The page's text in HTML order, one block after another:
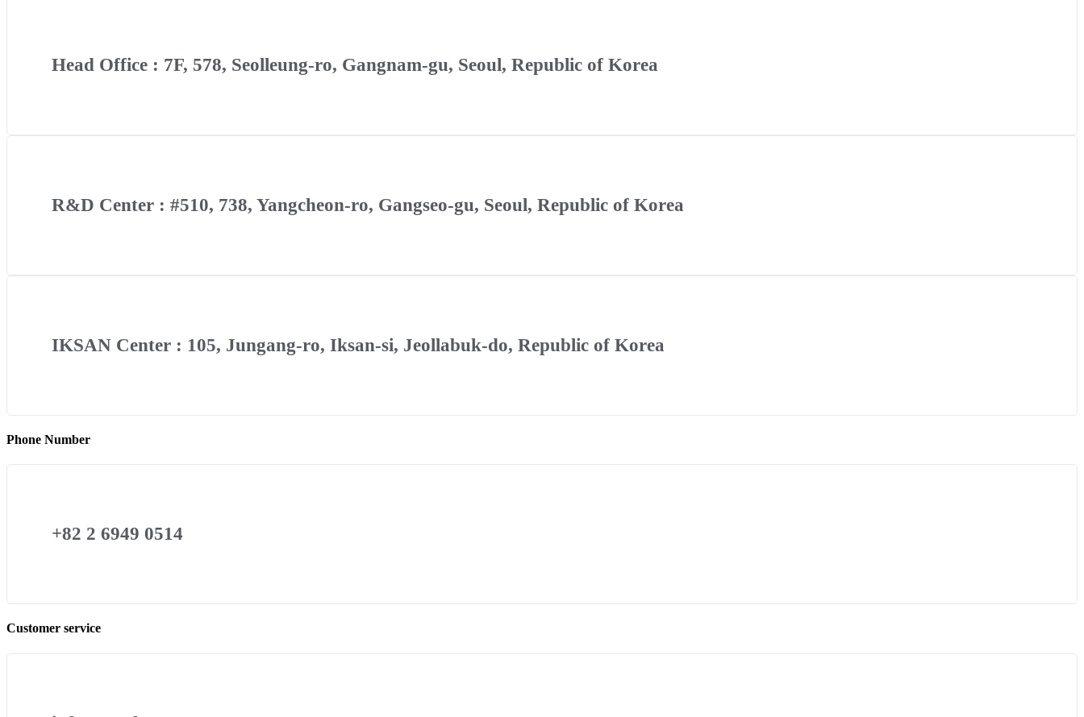
Head Office : 7F, 578, Seolleung-ro, Gangnam-gu, Seoul, Republic of Korea
R&D Center : #510, 738, Yangcheon-ro, Gangseo-gu, Seoul, Republic of Korea
IKSAN Center : 105, Jungang-ro, Iksan-si, Jeollabuk-do, Republic of Korea
Phone Number
+82 2 6949 0514
Customer service